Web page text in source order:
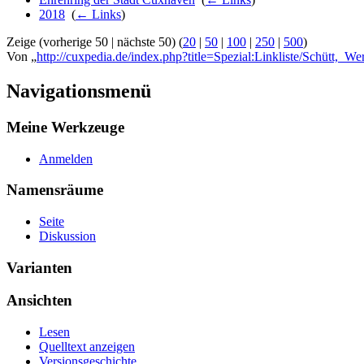
2018 (← Links)
Zeige (vorherige 50 | nächste 50) (20 | 50 | 100 | 250 | 500)
Von „http://cuxpedia.de/index.php?title=Spezial:Linkliste/
Navigationsmenü
Meine Werkzeuge
Anmelden
Namensräume
Seite
Diskussion
Varianten
Ansichten
Lesen
Quelltext anzeigen